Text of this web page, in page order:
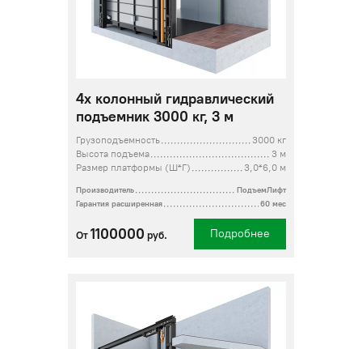
4х колонный гидравлический
подъемник 3000 кг, 3 м
Грузоподъемность
3000 кг
Высота подъема
3 м
Размер платформы (Ш*Г)
3,0*6,0 м
Производитель
ПодъемЛифт
Гарантия расширенная
60 мес
От 1100000 руб. Подробнее